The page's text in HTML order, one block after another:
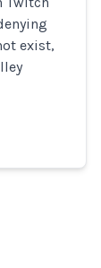
exist,